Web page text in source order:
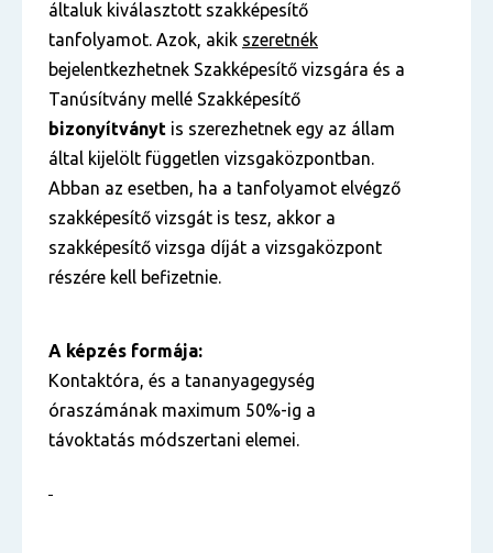
általuk kiválasztott szakképesítő
tanfolyamot. Azok, akik szeretnék
bejelentkezhetnek Szakképesítő vizsgára és a
Tanúsítvány mellé Szakképesítő
bizonyítványt is szerezhetnek egy az állam
által kijelölt független vizsgaközpontban.
Abban az esetben, ha a tanfolyamot elvégző
szakképesítő vizsgát is tesz, akkor a
szakképesítő vizsga díját a vizsgaközpont
részére kell befizetnie.
A képzés formája:
Kontaktóra, és a tananyagegység
óraszámának maximum 50%-ig a
távoktatás módszertani elemei.